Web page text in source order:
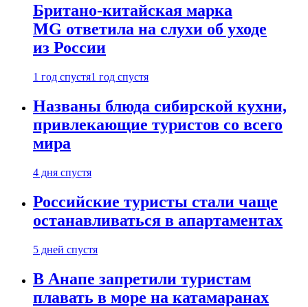
Британо-китайская марка
MG ответила на слухи об уходе
из России
1 год спустя1 год спустя
Названы блюда сибирской кухни,
привлекающие туристов со всего
мира
4 дня спустя
Российские туристы стали чаще
останавливаться в апартаментах
5 дней спустя
В Анапе запретили туристам
плавать в море на катамаранах